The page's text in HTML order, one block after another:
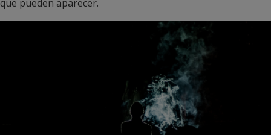
que pueden aparecer.